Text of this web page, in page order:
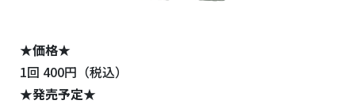
★価格★
1回 400円（税込）
★発売予定★